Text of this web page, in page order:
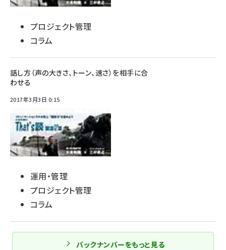
プロジェクト管理
コラム
話し方（声の大きさ、トーン、速さ）を相手に合
わせる
2017年3月3日 0:15
運用・管理
プロジェクト管理
コラム
バックナンバーをもっと見る